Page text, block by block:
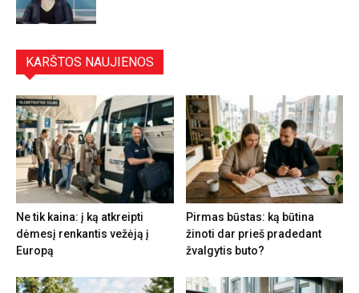
KARŠTOS NAUJIENOS
Ne tik kaina: į ką atkreipti
dėmesį renkantis vežėją į
Europą
Pirmas būstas: ką būtina
žinoti dar prieš pradedant
žvalgytis buto?